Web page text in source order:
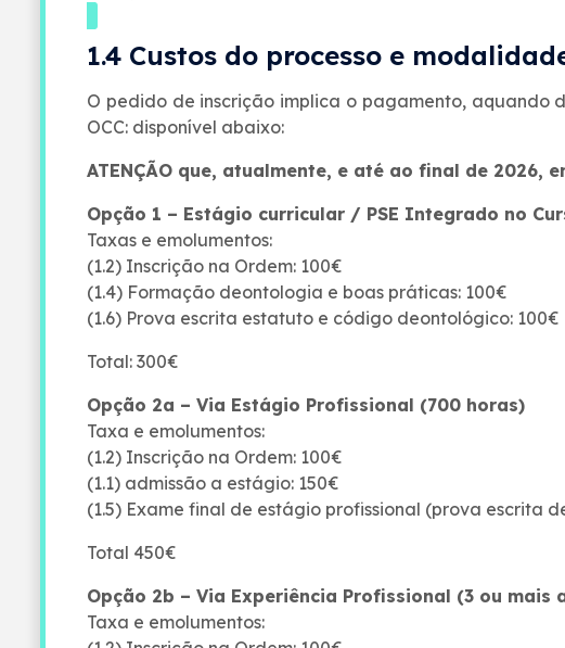
1.4 Custos do processo e
O pedido de inscrição implica o pagamento, aquando
OCC: disponível abaixo:
ATENÇÃO que, atualmente, e até ao final de
Opção 1 – Estágio curricular / PSE Integrado no
Taxas e emolumentos:
(1.2) Inscrição na Ordem: 100€
(1.4) Formação deontologia e boas práticas: 100€
(1.6) Prova escrita estatuto e código deontológico: 100€
Total: 300€
Opção 2a – Via Estágio Profissional (700 horas)
Taxa e emolumentos:
(1.2) Inscrição na Ordem: 100€
(1.1) admissão a estágio: 150€
(1.5) Exame final de estágio profissional (prova escrita
Total 450€
Opção 2b – Via Experiência Profissional (3 ou mais
Taxa e emolumentos: